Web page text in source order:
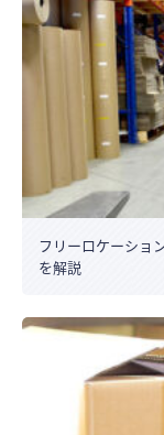
フリーロケーショ
を解説